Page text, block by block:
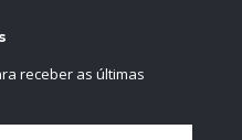
receber as últimas